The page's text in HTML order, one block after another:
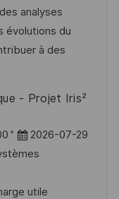
analyses
évolutions du
à des
- Projet Iris²
D
a
e
2026-07-29
utile